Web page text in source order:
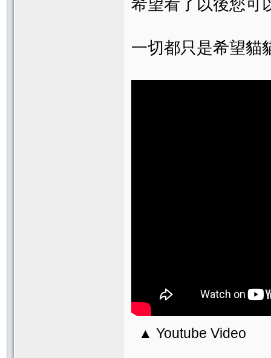
希望看了以後您可
一切都只是希望貓
▲ Youtube Video